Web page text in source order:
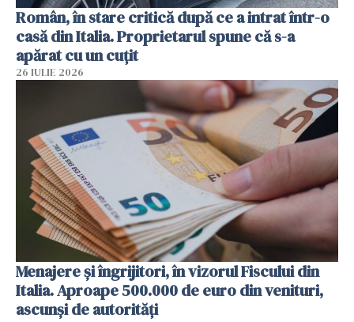
Român, în stare critică după ce a intrat într-o
casă din Italia. Proprietarul spune că s-a
apărat cu un cuțit
26 IULIE 2026
Menajere și îngrijitori, în vizorul Fiscului din
Italia. Aproape 500.000 de euro din venituri,
ascunși de autorități